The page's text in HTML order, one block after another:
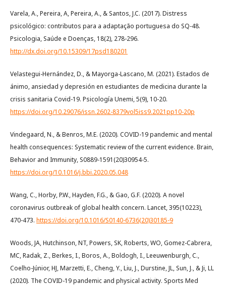
Varela, A., Pereira, A, Pereira, A., & Santos, J.C. (2017). Distress
psicológico: contributos para a adaptação portuguesa do SQ-48.
Psicologia, Saúde e Doenças, 18(2), 278-296.
http://dx.doi.org/10.15309/17psd180201
Velastegui-Hernández, D., & Mayorga-Lascano, M. (2021). Estados de
ánimo, ansiedad y depresión en estudiantes de medicina durante la
crisis sanitaria Covid-19. Psicología Unemi, 5(9), 10-20.
https://doi.org/10.29076/issn.2602-8379vol5iss9.2021pp10-20p
Vindegaard, N., & Benros, M.E. (2020). COVID-19 pandemic and mental
health consequences: Systematic review of the current evidence. Brain,
Behavior and Immunity, S0889-1591(20)30954-5.
https://doi.org/10.1016/j.bbi.2020.05.048
Wang, C., Horby, P.W., Hayden, F.G., & Gao, G.F. (2020). A novel
coronavirus outbreak of global health concern. Lancet, 395(10223),
470-473. https://doi.org/10.1016/S0140-6736(20)30185-9
Woods, JA, Hutchinson, NT, Powers, SK, Roberts, WO, Gomez-Cabrera,
MC, Radak, Z., Berkes, I., Boros, A., Boldogh, I., Leeuwenburgh, C.,
Coelho-Júnior, HJ, Marzetti, E., Cheng, Y., Liu, J., Durstine, JL, Sun, J., & Ji, LL
(2020). The COVID-19 pandemic and physical activity. Sports Med